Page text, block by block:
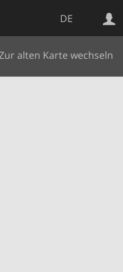
DE
alten Karte wechseln